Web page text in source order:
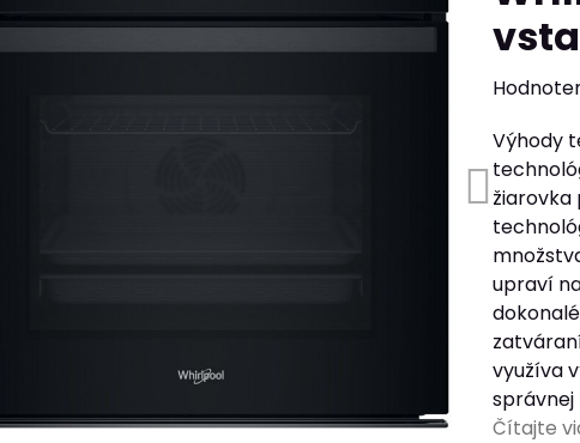
Výhody
žiarovka
upraví
využíva
Čítajte